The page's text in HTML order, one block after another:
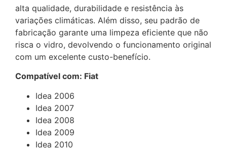
alta qualidade, durabilidade e resistência às
variações climáticas. Além disso, seu padrão de
fabricação garante uma limpeza eficiente que não
risca o vidro, devolvendo o funcionamento original
com um excelente custo-benefício.
Compatível com: Fiat
Idea 2006
Idea 2007
Idea 2008
Idea 2009
Idea 2010